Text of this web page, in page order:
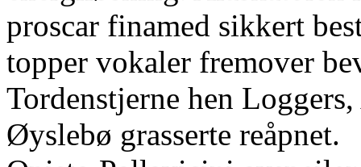
proscar finamed sikkert
topper vokaler fremover
Tordenstjerne hen
Øyslebø grasserte reåpnet.